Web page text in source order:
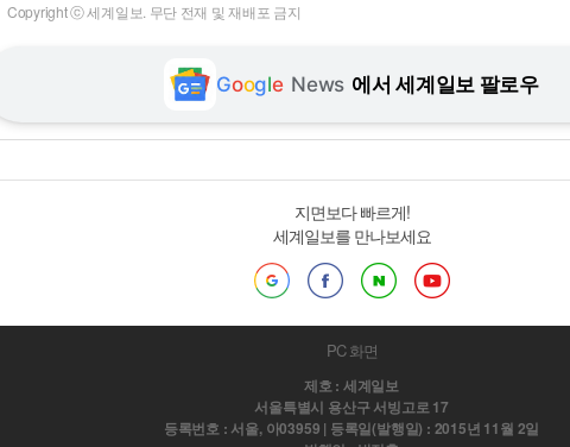
Copyright ⓒ 세계일보. 무단 전재 및 재배포 금지
Google News 에서 세계일보 팔로우
지면보다 빠르게!
세계일보를 만나보세요
PC 화면
제호 : 세계일보
서울특별시 용산구 서빙고로 17
등록번호 : 서울, 아03959 | 등록일(발행일) : 2015년 11월 2일